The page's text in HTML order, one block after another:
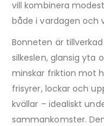
vill kombinera
både i vardagen och
Bonneten är
silkeslen, glansig yta
minskar friktion mot
frisyrer, lockar och
kvällar – idealiskt
sammankomster.